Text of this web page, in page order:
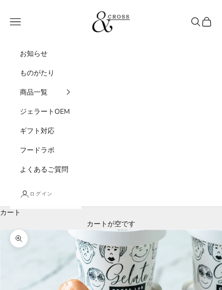
&CROSS
メニュー
検索カート
お知らせ
ものがたり
商品一覧
ジェラートOEM
ギフト対応
フードラボ
よくあるご質問
ログイン
カート
カートが空です
ズームイン